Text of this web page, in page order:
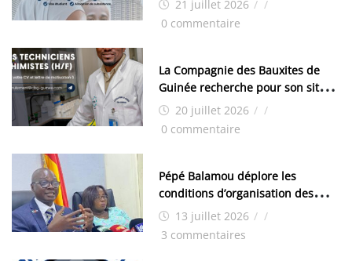
21 juillet 2026 / /
0 commentaire
La Compagnie des Bauxites de
Guinée recherche pour son site
de Kamsar des techniciens
chimistes (H/F)
20 juillet 2026 / /
0 commentaire
Pépé Balamou déplore les
conditions d’organisation des
examens nationaux : « Si ce sont
les élections, on trouve tous les
13 juillet 2026 / /
3 commentaires